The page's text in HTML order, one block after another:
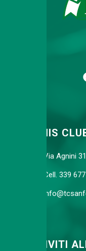
TENNIS
Via Agnini
Cell. 339
ISCRIVITI